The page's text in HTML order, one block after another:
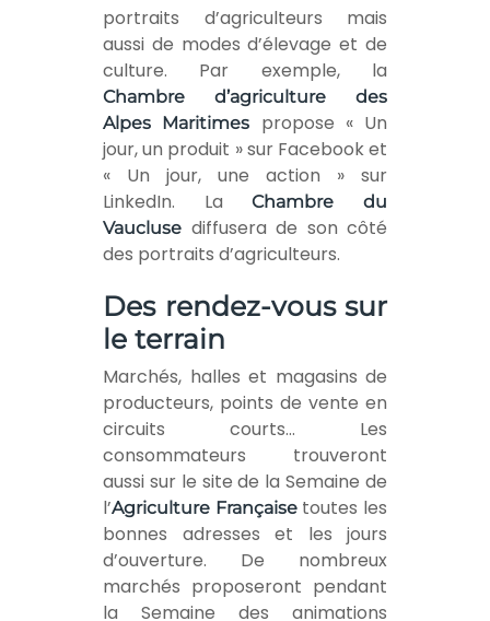
portraits d’agriculteurs mais
aussi de modes d’élevage et de
culture. Par exemple, la
Chambre d’agriculture des
Alpes Maritimes
propose « Un
jour, un produit » sur Facebook et
« Un jour, une action » sur
LinkedIn. LaChambre du
Vaucluse diffusera de son côté
des portraits d’agriculteurs.
Des rendez-vous sur
le terrain
Marchés, halles et magasins de
producteurs, points de vente en
circuits courts… Les
consommateurs trouveront
aussi sur le site de la Semaine de
l’Agriculture Françaisetoutes les
bonnes adresses et les jours
d’ouverture. De nombreux
marchés proposeront pendant
la Semaine des animations